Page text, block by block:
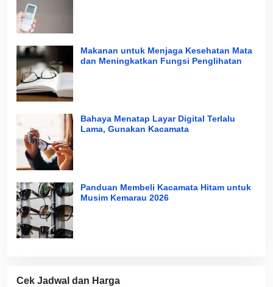
Makanan untuk Menjaga Kesehatan Mata
dan Meningkatkan Fungsi Penglihatan
Bahaya Menatap Layar Digital Terlalu
Lama, Gunakan Kacamata
Panduan Membeli Kacamata Hitam untuk
Musim Kemarau 2026
Cek Jadwal dan Harga